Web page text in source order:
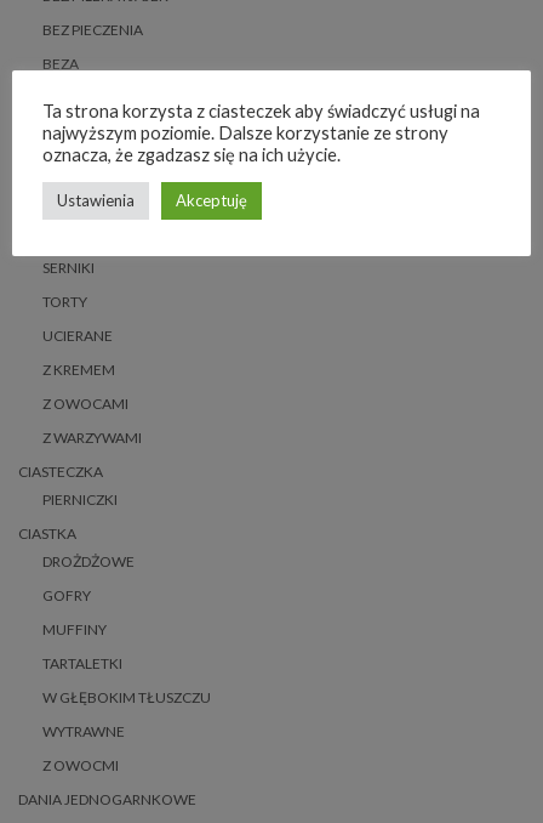
BEZ PIECZENIA
BEZA
CZEKOLADOWE
DROŻDŻOWE
MAZURKI
SERNIKI
TORTY
UCIERANE
Z KREMEM
Z OWOCAMI
Z WARZYWAMI
CIASTECZKA
PIERNICZKI
CIASTKA
DROŻDŻOWE
GOFRY
MUFFINY
TARTALETKI
W GŁĘBOKIM TŁUSZCZU
WYTRAWNE
Z OWOCMI
DANIA JEDNOGARNKOWE
Ta strona korzysta z ciasteczek aby świadczyć usługi na
najwyższym poziomie. Dalsze korzystanie ze strony
oznacza, że zgadzasz się na ich użycie.
Ustawienia Akceptuję